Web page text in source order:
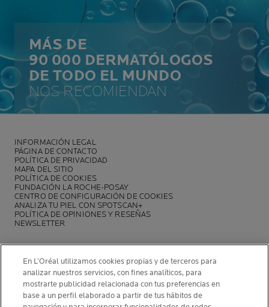
MÁS DE
90 000 DERMATÓLOGOS
DE TODO EL MUNDO
NOS RECOMIENDAN
INFORMACIÓN LEGAL
PÁGINA DE CONTACTO
POLÍTICA DE PRIVACIDAD
MAPA DEL SITIO
POLÍTICA DE COOKIES
FUNDACIÓN LA ROCHE-POSAY
CENTRO DE CONFIGURACIÓN DE COOKIES
ANALIZA TU PIEL CON SPOTSCAN+
POLÍTICA DE OPINIONES Y RESEÑAS
NEWSLETTER
INFORMACIÓN DEL FABRICANTE
COSMETIQUE ACTIVE INTERNATIONAL
En L’Oréal utilizamos cookies propias y de terceros para
analizar nuestros servicios, con fines analíticos, para
mostrarte publicidad relacionada con tus preferencias en
base a un perfil elaborado a partir de tus hábitos de